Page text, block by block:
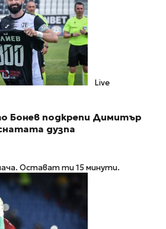
Live
Бонев подкрепи Димитър
дузпа
Остават ти 15 минути.